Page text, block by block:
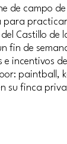
de campo
para
Castillo de
fin de
incentivos
paintball,
su finca